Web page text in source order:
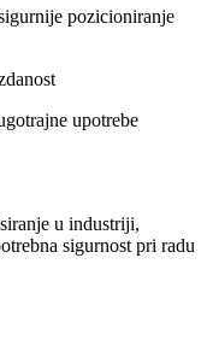
pozicioniranje
upotrebe
u industriji,
sigurnost pri radu